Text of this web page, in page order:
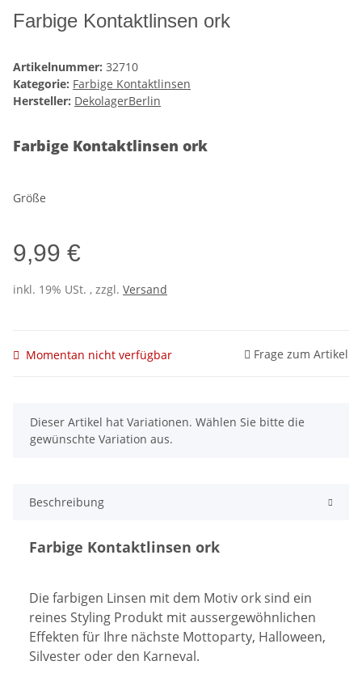
Farbige Kontaktlinsen ork
Artikelnummer: 32710
Kategorie: Farbige Kontaktlinsen
Hersteller: DekolagerBerlin
Farbige Kontaktlinsen ork
Größe
9,99 €
inkl. 19% USt. , zzgl. Versand
Momentan nicht verfügbar Frage zum Artikel
x
Dieser Artikel hat Variationen. Wählen Sie bitte die
gewünschte Variation aus.
Beschreibung
Farbige Kontaktlinsen ork
Die farbigen Linsen mit dem Motiv ork sind ein
reines Styling Produkt mit aussergewöhnlichen
Effekten für Ihre nächste Mottoparty, Halloween,
Silvester oder den Karneval.